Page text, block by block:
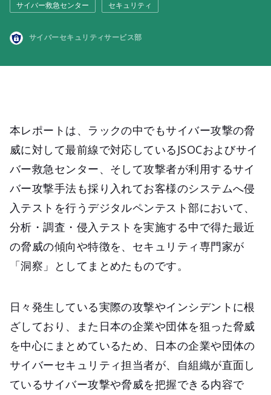
サイバー救急センター
セキュリティ
サイバーセキュリティサービス部
本レポートは、ラックの中でもサイバー攻撃の脅
威に対して最前線で対応しているJSOCおよびサイ
バー救急センター、そして攻撃者が利用するサイ
バー攻撃手法も採り入れてお客様のシステムへ侵
入テストを行うデジタルペンテスト部において、
分析・調査・侵入テストを実施する中で得た最近
の脅威の傾向や特徴を、セキュリティ専門家が
「洞察」としてまとめたものです。
日々発生している実際の攻撃やインシデントに根
ざしており、また日本の企業や団体を狙った脅威
を中心にまとめているため、日本の企業や団体の
サイバーセキュリティ担当者が、自組織が直面し
ているサイバー攻撃や脅威を把握できる内容で